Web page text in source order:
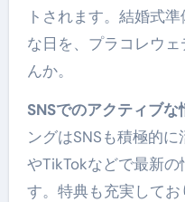
トされます。結婚式
な日を、プラコレウ
んか。
SNSでのアクティブな
ングはSNSも積極的
やTikTokなどで最新
す。特典も充実して